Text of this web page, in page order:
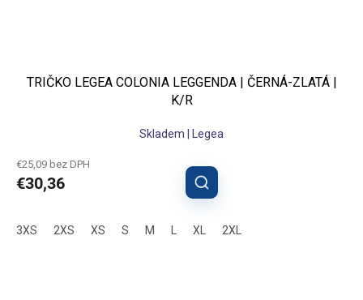
TRIČKO LEGEA COLONIA LEGGENDA | ČERNÁ-ZLATÁ |
K/R
Skladem | Legea
€25,09 bez DPH
€30,36
3XS 2XS XS S M XL 2XL